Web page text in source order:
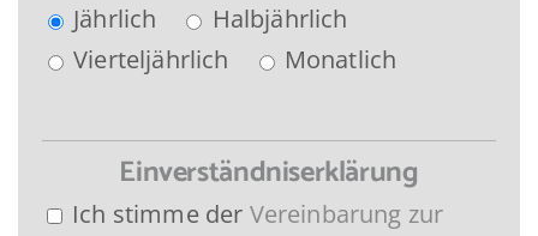
Jährlich
Halbjährlich
Vierteljährlich
Monatlich
Einverständniserklärung
Ich stimme der Vereinbarung zur